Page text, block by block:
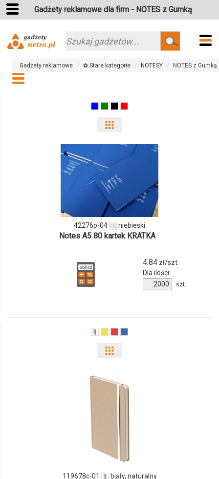
Gadżety reklamowe dla firm - NOTES z Gumką
Szukaj
Gadżety reklamowe ✿ Stare kategorie NOTESY NOTES z Gumką
odmiany
ilości
produktu
42276p-
04
42276p-04 niebieski
Notes A5 80 kartek KRATKA
4.84zł/szt.
Dla ilości:
Ilość
produktu
szt.
ilości
produktu
119678c-01 biały, naturalny